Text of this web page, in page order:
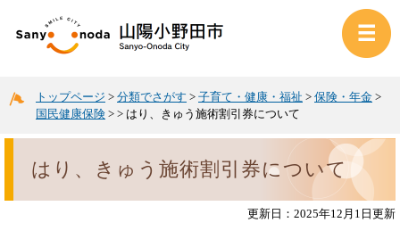
トップページ > 分類でさがす > 子育て・健康・福祉 > 保険・年金 >
国民健康保険 > > はり、きゅう施術割引券について
はり、きゅう施術割引券について
更新日：2025年12月1日更新